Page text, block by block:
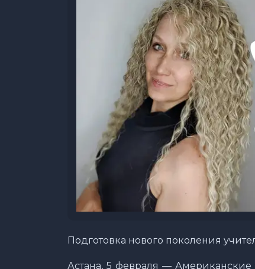
Подготовка нового поколения
Астана, 5 февраля — Американские